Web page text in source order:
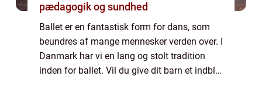
pædagogik og sundhed
Ballet er en fantastisk form for dans, som
beundres af mange mennesker verden over. I
Danmark har vi en lang og stolt tradition
inden for ballet. Vil du give dit barn et indblik